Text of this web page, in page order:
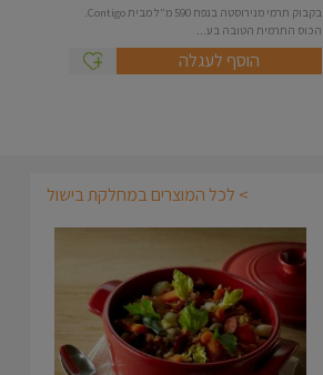
בקבוק תרמי מנירוסטה בנפח 590 מ"ל מבית Contigo.
הכוס התרמית הטובה בע...
הוסף לעגלה
> לכל המוצרים במחלקת בישול